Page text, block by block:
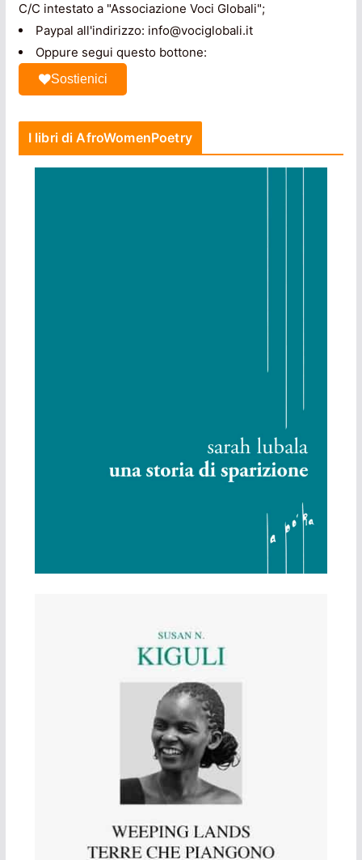
C/C intestato a "Associazione Voci Globali";
Paypal all'indirizzo: info@vociglobali.it
Oppure segui questo bottone:
Sostienici
I libri di AfroWomenPoetry